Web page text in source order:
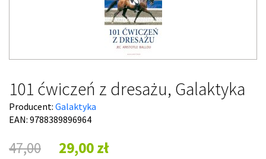
101 ćwiczeń z dresażu, Galaktyka
Producent: Galaktyka
EAN: 9788389896964
47,00
29,00 zł